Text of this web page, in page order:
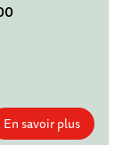
En savoir plus